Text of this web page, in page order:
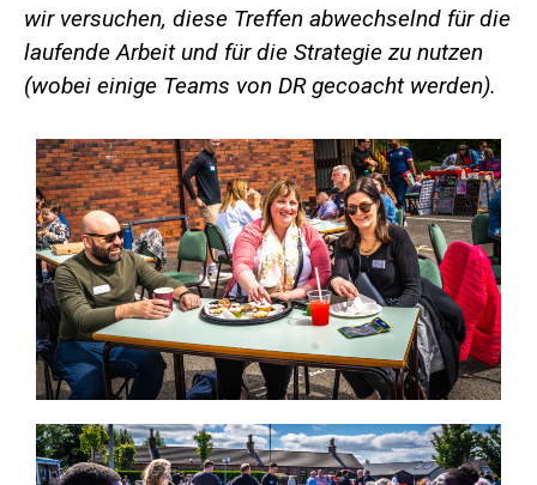
wir versuchen, diese Treffen abwechselnd für die
laufende Arbeit und für die Strategie zu nutzen
(wobei einige Teams von DR gecoacht werden).